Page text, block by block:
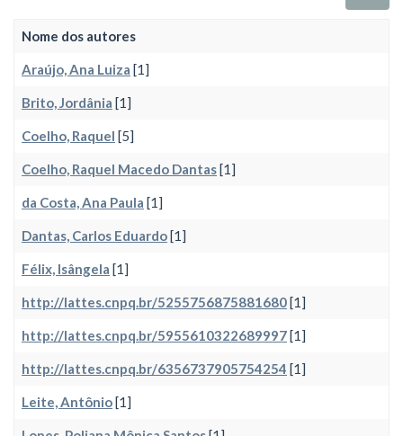
Nome dos autores
Araújo, Ana Luiza [1]
Brito, Jordânia [1]
Coelho, Raquel [5]
Coelho, Raquel Macedo Dantas[1]
da Costa, Ana Paula [1]
Dantas, Carlos Eduardo[1]
Félix, Isângela [1]
http://lattes.cnpq.br/5255756875881680[1]
http://lattes.cnpq.br/5955610322689997[1]
http://lattes.cnpq.br/6356737905754254 [1]
Leite, Antônio[1]